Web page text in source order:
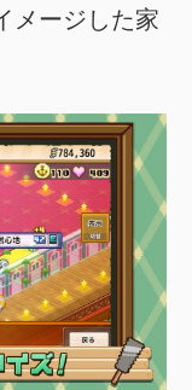
メージした家